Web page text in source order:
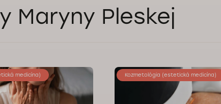
Maryny Pleskej
medicína) Kozmetológia (estetická medicína)